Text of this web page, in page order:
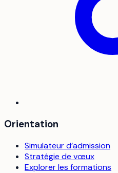
Orientation
Simulateur d’admission
Stratégie de vœux
Explorer les formations